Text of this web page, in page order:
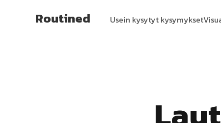
Routined Usein kysytyt kysymykset